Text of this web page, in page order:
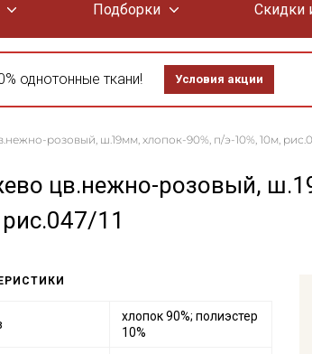
Подборки Скидки
однотонные ткани! Условия акции
розовый, ш.19мм, хлопок-90%, п/э-10%, 10м,
цв.нежно-розовый,
11
хлопок 90%; полиэстер
10%